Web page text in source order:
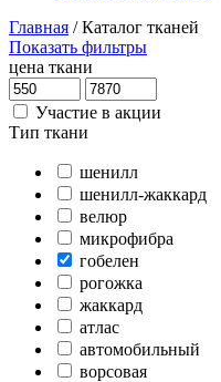
Главная / Каталог тканей
Показать фильтры
цена ткани
Участие в акции
Тип ткани
шенилл
шенилл-жаккард
велюр
микрофибра
гобелен
рогожка
жаккард
атлас
автомобильный
ворсовая